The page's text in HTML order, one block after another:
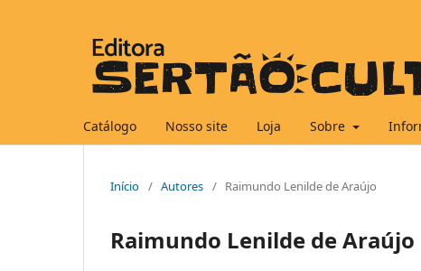
Catálogo Nosso site Loja Sobre
Início / Autores / Raimundo Lenilde de Araújo
Raimundo Lenilde de Araújo